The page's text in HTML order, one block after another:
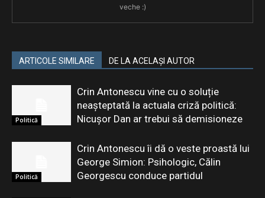
veche :)
ARTICOLE SIMILARE DE LA ACELAȘI AUTOR
Politică
Crin Antonescu vine cu o soluție
neașteptată la actuala criză politică:
Nicușor Dan ar trebui să demisioneze
Politică
Crin Antonescu îi dă o veste proastă lui
George Simion: Psihologic, Călin
Georgescu conduce partidul